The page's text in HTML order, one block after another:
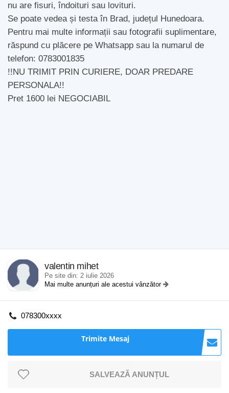
nu are fisuri, îndoituri sau lovituri.
Se poate vedea și testa în Brad, județul Hunedoara.
Pentru mai multe informații sau fotografii suplimentare,
răspund cu plăcere pe Whatsapp sau la numarul de
telefon: 0783001835
!!NU TRIMIT PRIN CURIERE, DOAR PREDARE
PERSONALA!!
Pret 1600 lei NEGOCIABIL
valentin mihet
Pe site din: 2 iulie 2026
Mai multe anunțuri ale acestui vânzător
078300xxxx
Trimite Mesaj
SALVEAZĂ ANUNȚUL